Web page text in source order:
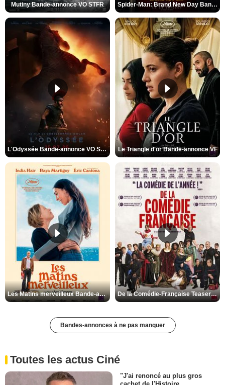
Mutiny Bande-annonce VO STFR Spider-Man: Brand New Day Bande-annonce VO STFR
L'Odyssée Bande-annonce VO STFR Le Triangle d'or Bande-annonce VF
Les Matins merveilleux Bande-annonce VF De la Comédie-Française Teaser VF
Bandes-annonces à ne pas manquer
Toutes les actus Ciné
"J'ai renoncé au plus gros